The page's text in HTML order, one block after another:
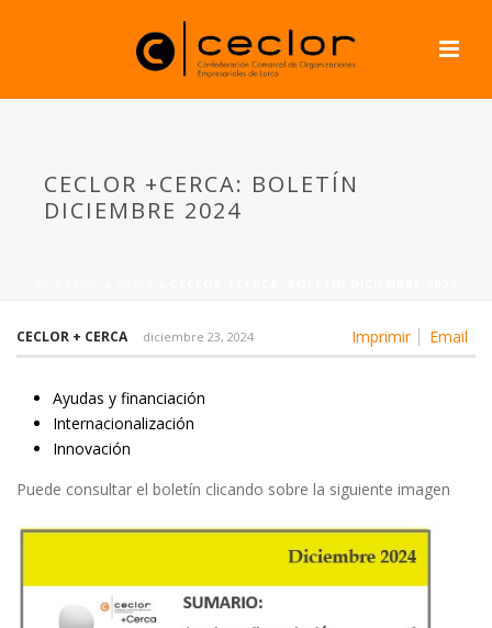
CECLOR +CERCA: BOLETÍN
DICIEMBRE 2024
Imprimir Email
CECLOR + CERCA diciembre 23, 2024
Ayudas y financiación
Internacionalización
Innovación
Puede consultar el boletín clicando sobre la siguiente imagen